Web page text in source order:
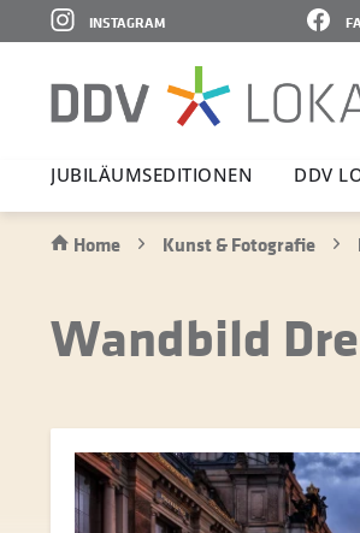
INSTAGRAM
JUBI­LÄ­UMS­E­DI­TIONEN DDV
Home Kunst & Fotografie
Wandbild